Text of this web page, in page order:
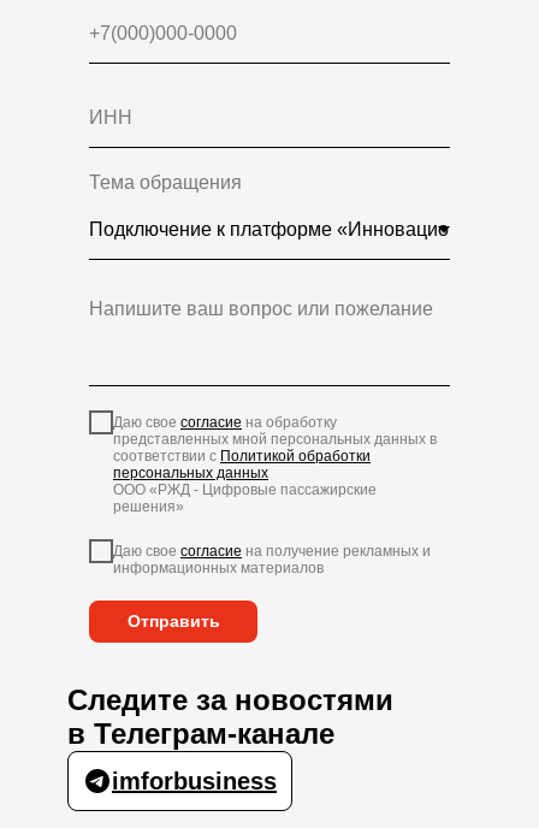
Тема обращения
Даю свое согласие на обработку
представленных мной персональных данных в
соответствии с Политикой обработки
персональных данных
ООО «РЖД - Цифровые пассажирские
решения»
Даю свое согласие на получение рекламных и
информационных материалов
Отправить
Следите за новостями
в Телеграм-канале
imforbusiness